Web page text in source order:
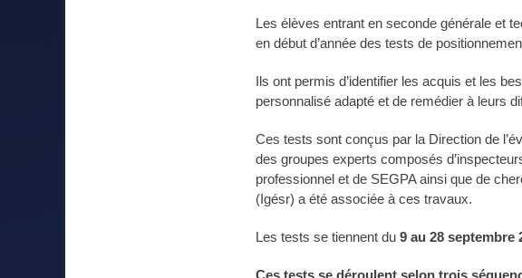
Les élèves entrant en seconde générale et
en début d’année des tests de
Ils ont permis d’identifier les acquis et les
personnalisé adapté et de remédier à leurs
Ces tests sont conçus par la Direction de
des groupes experts composés
professionnel et de SEGPA ainsi que de
(Igésr) a été associée à ces travaux.
Les tests se tiennent du 9 au 28 septembre
Ces tests se déroulent selon trois